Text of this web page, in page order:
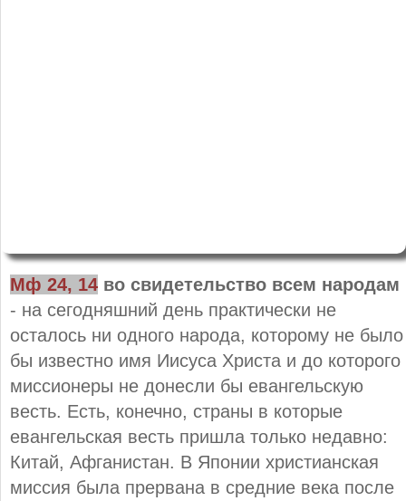
Мф 24, 14 во свидетельство всем народам
- на сегодняшний день практически не
осталось ни одного народа, которому не было
бы известно имя Иисуса Христа и до которого
миссионеры не донесли бы евангельскую
весть. Есть, конечно, страны в которые
евангельская весть пришла только недавно:
Китай, Афганистан. В Японии христианская
миссия была прервана в средние века после